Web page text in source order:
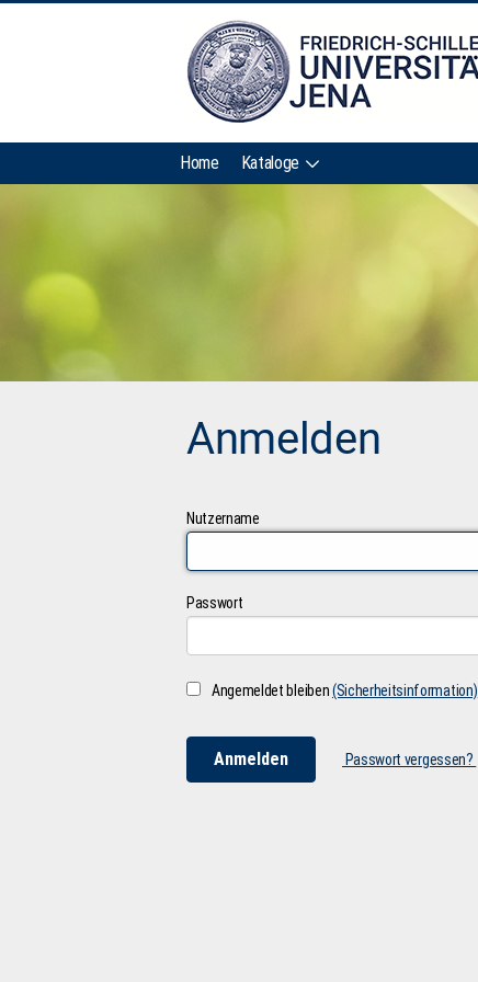
Home Kataloge
Anmelden
Nutzername
Passwort
Angemeldet bleiben(Sicherheitsinformation)
Passwort vergessen?